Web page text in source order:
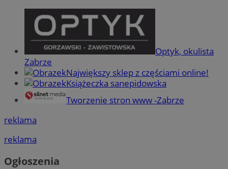
Optyk, okulista
Zabrze
Największy sklep z częściami online!
Książeczka sanepidowska
Tworzenie stron www -Zabrze
reklama
reklama
Ogłoszenia